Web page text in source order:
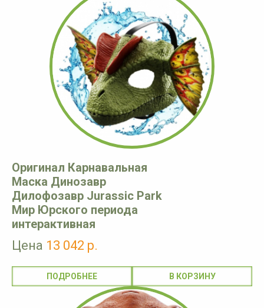
Оригинал Карнавальная
Маска Динозавр
Дилофозавр Jurassic Park
Мир Юрского периода
интерактивная
Цена 13 042 р.
ПОДРОБНЕЕ